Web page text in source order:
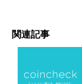
関連記事